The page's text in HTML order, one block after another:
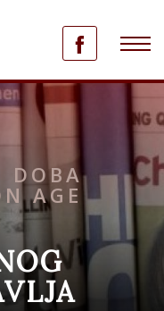
DOBA
AGE